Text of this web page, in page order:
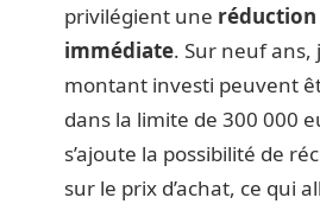
privilégient une réduction
immédiate. Sur neuf ans,
montant investi peuvent
dans la limite de 300 000
s’ajoute la possibilité de
sur le prix d’achat, ce qui